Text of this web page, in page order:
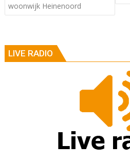
woonwijk Heinenoord
LIVE RADIO